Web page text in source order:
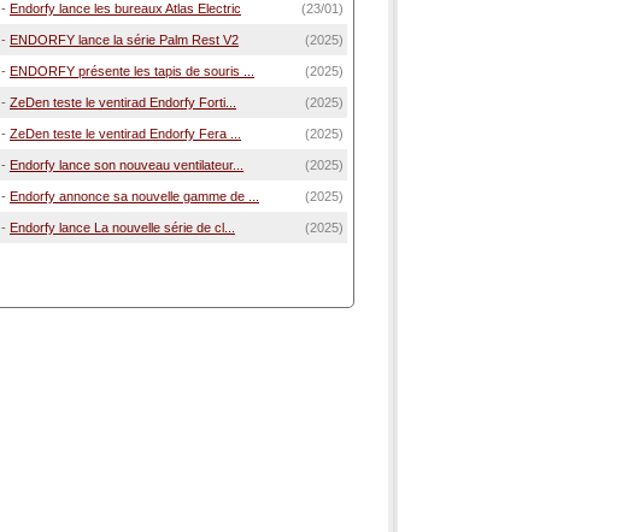
- Endorfy lance les bureaux Atlas Electric (23/01)
- ENDORFY lance la série Palm Rest V2 (2025)
- ENDORFY présente les tapis de souris ... (2025)
- ZeDen teste le ventirad Endorfy Forti... (2025)
- ZeDen teste le ventirad Endorfy Fera ... (2025)
- Endorfy lance son nouveau ventilateur... (2025)
- Endorfy annonce sa nouvelle gamme de ... (2025)
- Endorfy lance La nouvelle série de cl... (2025)